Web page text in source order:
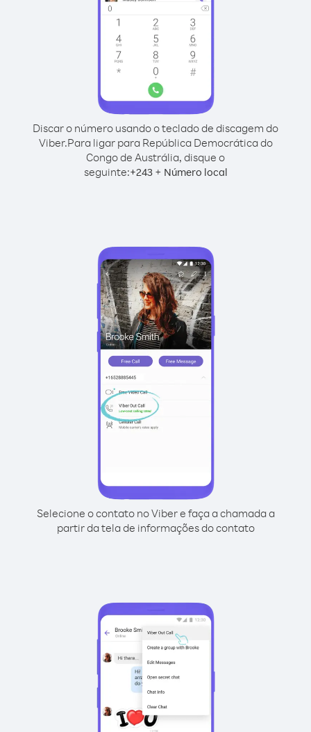
Discar o número usando o teclado de discagem do
Viber.Para ligar para República Democrática do
Congo de Austrália, disque o
seguinte:+243+ Número local
Selecione o contato no Viber e faça a chamada a
partir da tela de informações do contato